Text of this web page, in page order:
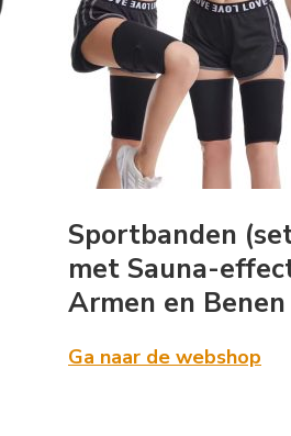
Sportbanden
met Sauna-
Armen en Benen
Ga naar de webshop